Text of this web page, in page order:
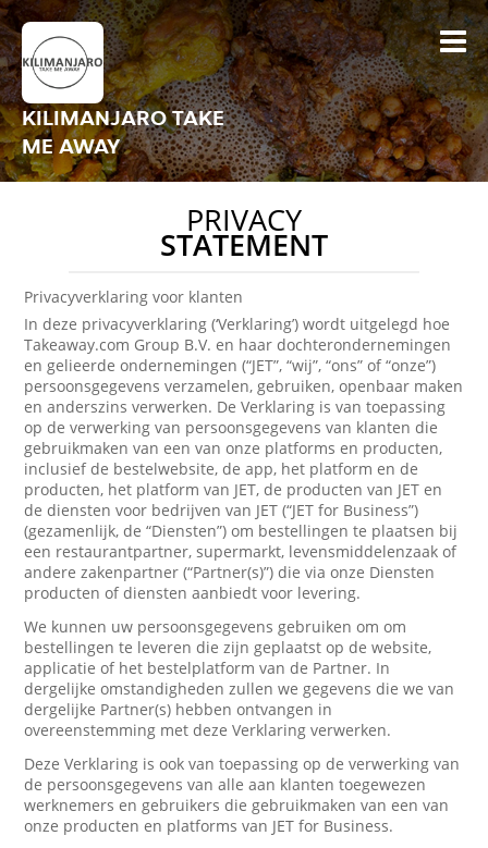
KILIMANJARO TAKE
ME AWAY
PRIVACY
STATEMENT
Privacyverklaring voor klanten
In deze privacyverklaring (‘Verklaring’) wordt uitgelegd hoe
Takeaway.com Group B.V. en haar dochterondernemingen
en gelieerde ondernemingen (“JET”, “wij”, “ons” of “onze”)
persoonsgegevens verzamelen, gebruiken, openbaar maken
en anderszins verwerken. De Verklaring is van toepassing
op de verwerking van persoonsgegevens van klanten die
gebruikmaken van een van onze platforms en producten,
inclusief de bestelwebsite, de app, het platform en de
producten, het platform van JET, de producten van JET en
de diensten voor bedrijven van JET (“JET for Business”)
(gezamenlijk, de “Diensten”) om bestellingen te plaatsen bij
een restaurantpartner, supermarkt, levensmiddelenzaak of
andere zakenpartner (“Partner(s)”) die via onze Diensten
producten of diensten aanbiedt voor levering.
We kunnen uw persoonsgegevens gebruiken om om
bestellingen te leveren die zijn geplaatst op de website,
applicatie of het bestelplatform van de Partner. In
dergelijke omstandigheden zullen we gegevens die we van
dergelijke Partner(s) hebben ontvangen in
overeenstemming met deze Verklaring verwerken.
Deze Verklaring is ook van toepassing op de verwerking van
de persoonsgegevens van alle aan klanten toegewezen
werknemers en gebruikers die gebruikmaken van een van
onze producten en platforms van JET for Business.